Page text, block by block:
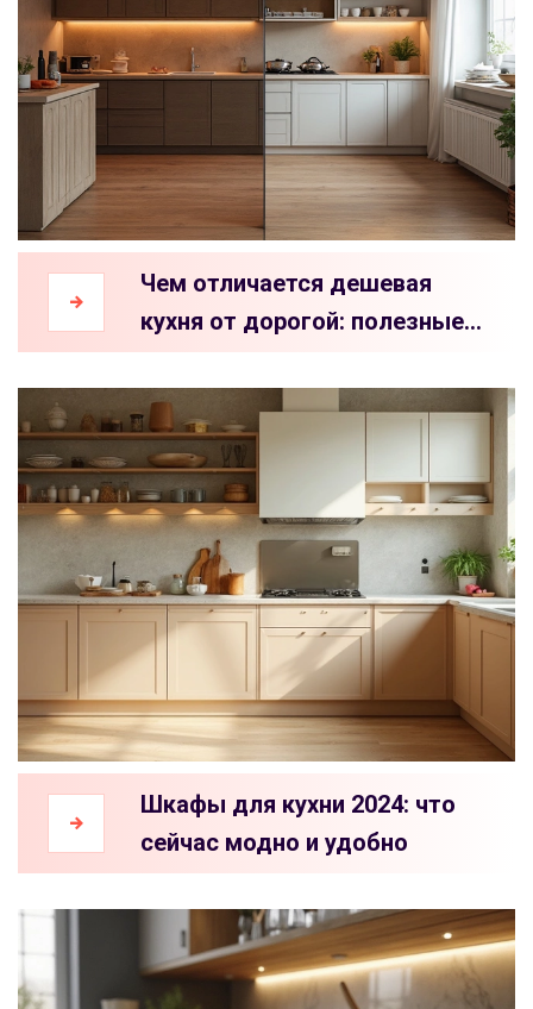
Чем отличается дешевая
кухня от дорогой: полезные
советы перед покупкой
Шкафы для кухни 2024: что
сейчас модно и удобно